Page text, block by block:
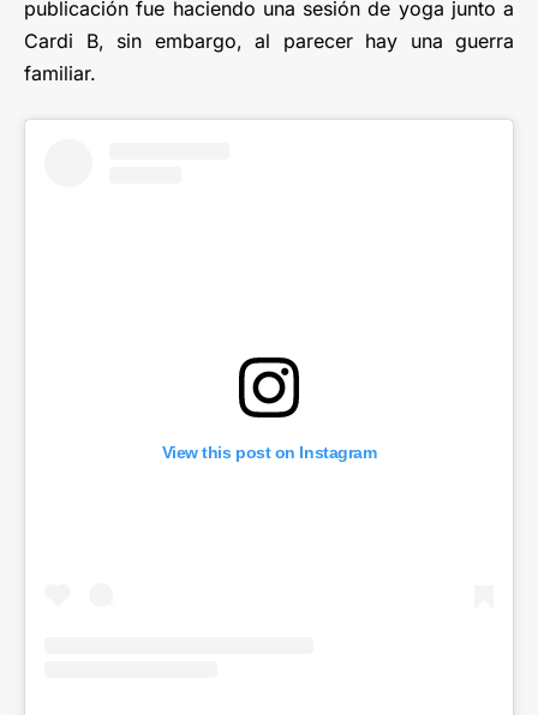
publicación fue haciendo una sesión de yoga junto a
Cardi B, sin embargo, al parecer hay una guerra
familiar.
View this post on Instagram